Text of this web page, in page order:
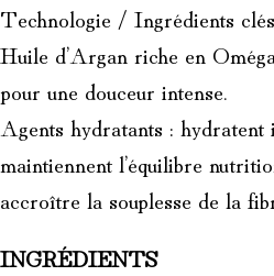
Technologie / Ingrédients clés
Huile d’Argan riche en
pour une douceur intense.
Agents hydratants : hydratent
maintiennent l’équilibre
accroître la souplesse de la
INGRÉDIENTS